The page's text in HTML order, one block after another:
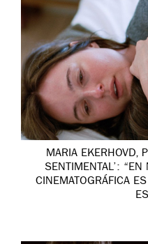
MARIA EKERHOVD,
SENTIMENTAL’:
CINEMATOGRÁFICA